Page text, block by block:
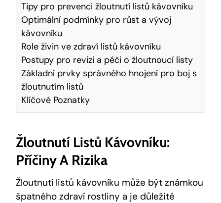
Tipy pro prevenci žloutnutí listů kávovníku
Optimální podmínky pro růst a vývoj
kávovníku
Role živin ve zdraví listů kávovníku
Postupy pro revizi a péči o žloutnoucí listy
Základní prvky správného hnojení pro boj s
žloutnutím listů
Klíčové Poznatky
Žloutnutí Listů Kávovníku:
Příčiny A Rizika
Žloutnutí listů kávovníku může být známkou
špatného zdraví rostliny a je důležité